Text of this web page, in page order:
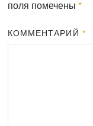
поля помечены *
КОММЕНТАРИЙ *